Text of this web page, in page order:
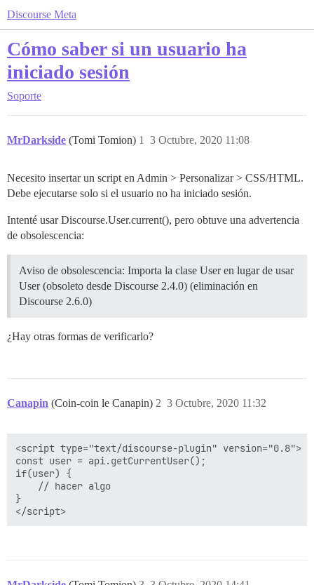
Discourse Meta
Cómo saber si un usuario ha
iniciado sesión
Soporte
MrDarkside (Tomi Tomion) 3 Octubre, 2020 11:08
1
Necesito insertar un script en Admin > Personalizar > CSS/HTML.
Debe ejecutarse solo si el usuario no ha iniciado sesión.
Intenté usar Discourse.User.current(), pero obtuve una advertencia
de obsolescencia:
Aviso de obsolescencia: Importa la clase User en lugar de usar
User (obsoleto desde Discourse 2.4.0) (eliminación en
Discourse 2.6.0)
¿Hay otras formas de verificarlo?
Canapin (Coin-coin le Canapin) 3 Octubre, 2020 11:32
2
<script type="text/discourse-plugin" version="0.8">
const user = api.getCurrentUser();
if(user) {
    // hacer algo
}